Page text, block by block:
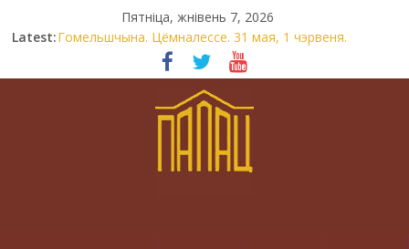
Пятніца, жнівень 7, 2026
Latest:Гомельшчына. Цёмналессе. 31 мая, 1 чэрвеня.
Нічога не дарэмна. Невыносна балюча нараджаецца
беларуская палітычная нацыя.
Запрашаем у інтравертнасць